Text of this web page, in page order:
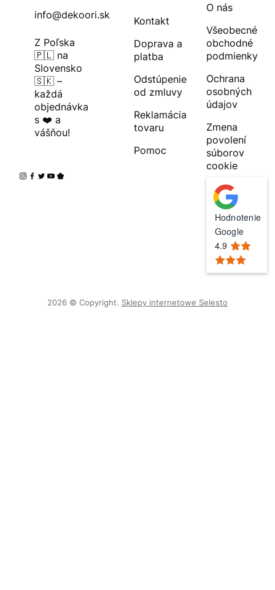
info@dekoori.sk
Z Poľska
🇵🇱 na
Slovensko
🇸🇰 –
každá
objednávka
s ❤️ a
vášňou!
Kontakt
Doprava a
platba
Odstúpenie
od zmluvy
Reklamácia
tovaru
Pomoc
O nás
Všeobecné
obchodné
podmienky
Ochrana
osobných
údajov
Zmena
povolení
súborov
cookie
Hodnotenie
Google
4.9
2026 © Copyright. Sklepy internetowe Selesto